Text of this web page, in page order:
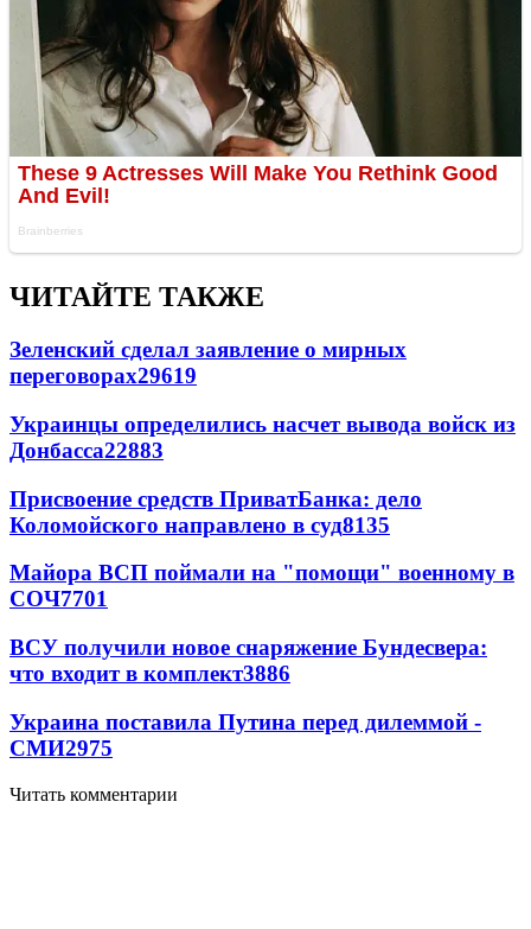
ЧИТАЙТЕ ТАКЖЕ
Зеленский сделал заявление о мирных
переговорах29619
Украинцы определились насчет вывода войск из
Донбасса22883
Присвоение средств ПриватБанка: дело
Коломойского направлено в суд8135
Майора ВСП поймали на "помощи" военному в
СОЧ7701
ВСУ получили новое снаряжение Бундесвера:
что входит в комплект3886
Украина поставила Путина перед дилеммой -
СМИ2975
Читать комментарии